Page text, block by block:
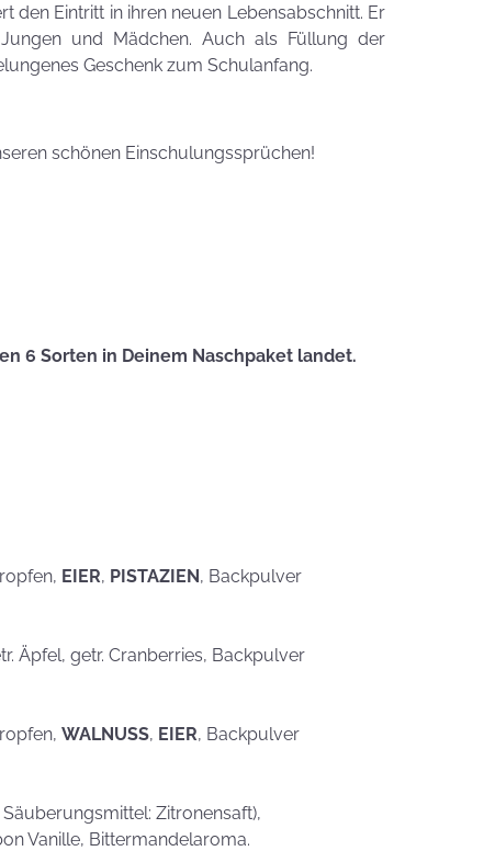
Unternehmen
KEKSIdeen für den
Kindergeburtstag
muss man sich
den Eintritt in ihren neuen Lebensabschnitt. Er
und Mädchen. Auch als Füllung der
Geschenk zum Schulanfang.
schönen Einschulungssprüchen!
6 Sorten in Deinem Naschpaket landet.
EIER, PISTAZIEN, Backpulver
Äpfel, getr. Cranberries, Backpulver
WALNUSS, EIER, Backpulver
Zitronensaft),
Vanille, Bittermandelaroma.